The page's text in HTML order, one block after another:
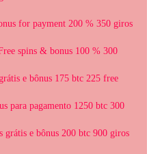
for payment 200 % 350 giros
spins & bonus 100 % 300
e bônus 175 btc 225 free
para pagamento 1250 btc 300
grátis e bônus 200 btc 900 giros